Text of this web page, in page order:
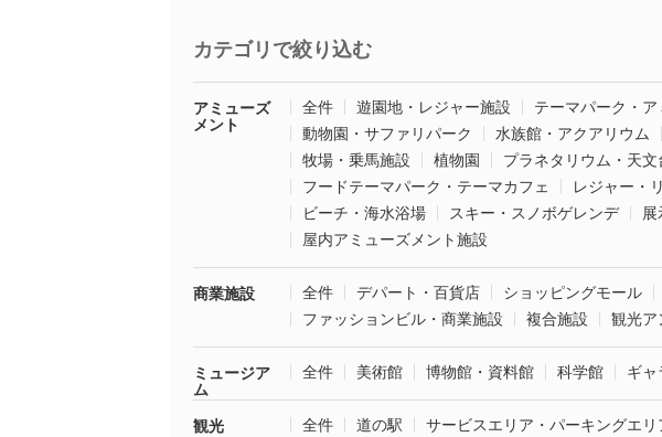
カテゴリで絞り込む
アミューズ
メント
全件 遊園地・レジャー施設
テーマパーク・
動物園・サファリパーク
水族館・アクアリウム
牧場・乗馬施設
植物園 プラネタリウム・天文
フードテーマパーク・テーマカフェ
レジャー・
ビーチ・海水浴場
スキー・スノボゲレンデ
展
屋内アミューズメント施設
商業施設 全件 デパート・百貨店 ショッピングモール
ファッションビル・商業施設
複合施設 観光ア
ミュージア
ム
全件 美術館 博物館・資料館 科学館 ギャ
観光 全件 道の駅 サービスエリア・パーキングエリ